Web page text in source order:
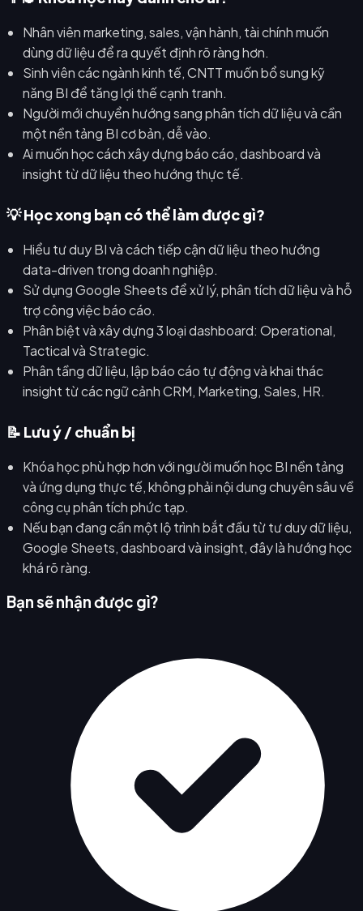
Nhân viên marketing, sales, vận hành, tài chính muốn
dùng dữ liệu để ra quyết định rõ ràng hơn.
Sinh viên các ngành kinh tế, CNTT muốn bổ sung kỹ
năng BI để tăng lợi thế cạnh tranh.
Người mới chuyển hướng sang phân tích dữ liệu và cần
một nền tảng BI cơ bản, dễ vào.
Ai muốn học cách xây dựng báo cáo, dashboard và
insight từ dữ liệu theo hướng thực tế.
💡 Học xong bạn có thể làm được gì?
Hiểu tư duy BI và cách tiếp cận dữ liệu theo hướng
data-driven trong doanh nghiệp.
Sử dụng Google Sheets để xử lý, phân tích dữ liệu và hỗ
trợ công việc báo cáo.
Phân biệt và xây dựng 3 loại dashboard: Operational,
Tactical và Strategic.
Phân tầng dữ liệu, lập báo cáo tự động và khai thác
insight từ các ngữ cảnh CRM, Marketing, Sales, HR.
📝 Lưu ý / chuẩn bị
Khóa học phù hợp hơn với người muốn học BI nền tảng
và ứng dụng thực tế, không phải nội dung chuyên sâu về
công cụ phân tích phức tạp.
Nếu bạn đang cần một lộ trình bắt đầu từ tư duy dữ liệu,
Google Sheets, dashboard và insight, đây là hướng học
khá rõ ràng.
Bạn sẽ nhận được gì?